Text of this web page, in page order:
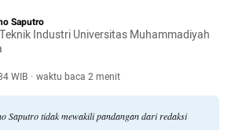
Saputro
Industri Universitas Muhammadiyah
WIB · waktu baca 2 menit
Saputro tidak mewakili pandangan dari redaksi